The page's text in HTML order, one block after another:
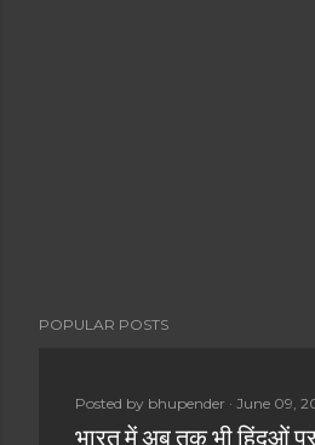
o
POPULAR POSTS
Posted by bhupender June 09,
भारत में अब तक भी हिंदुओं